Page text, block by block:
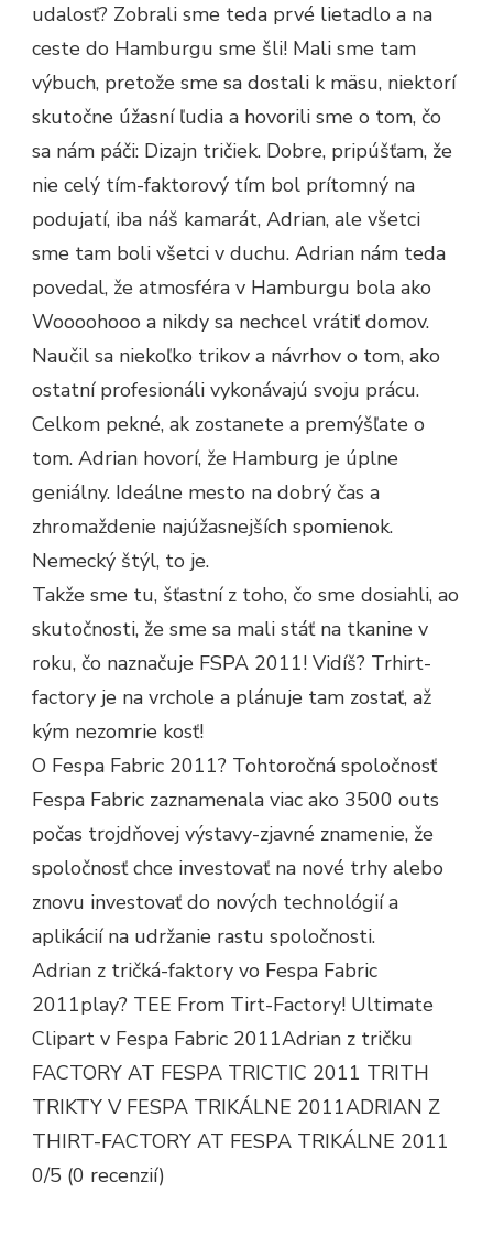
udalosť? Zobrali sme teda prvé lietadlo a na
ceste do Hamburgu sme šli! Mali sme tam
výbuch, pretože sme sa dostali k mäsu, niektorí
skutočne úžasní ľudia a hovorili sme o tom, čo
sa nám páči: Dizajn tričiek. Dobre, pripúšťam, že
nie celý tím-faktorový tím bol prítomný na
podujatí, iba náš kamarát, Adrian, ale všetci
sme tam boli všetci v duchu. Adrian nám teda
povedal, že atmosféra v Hamburgu bola ako
Woooohooo a nikdy sa nechcel vrátiť domov.
Naučil sa niekoľko trikov a návrhov o tom, ako
ostatní profesionáli vykonávajú svoju prácu.
Celkom pekné, ak zostanete a premýšľate o
tom. Adrian hovorí, že Hamburg je úplne
geniálny. Ideálne mesto na dobrý čas a
zhromaždenie najúžasnejších spomienok.
Nemecký štýl, to je.
Takže sme tu, šťastní z toho, čo sme dosiahli, ao
skutočnosti, že sme sa mali stáť na tkanine v
roku, čo naznačuje FSPA 2011! Vidíš? Trhirt-
factory je na vrchole a plánuje tam zostať, až
kým nezomrie kosť!
O Fespa Fabric 2011? Tohtoročná spoločnosť
Fespa Fabric zaznamenala viac ako 3500 outs
počas trojdňovej výstavy-zjavné znamenie, že
spoločnosť chce investovať na nové trhy alebo
znovu investovať do nových technológií a
aplikácií na udržanie rastu spoločnosti.
Adrian z tričká-faktory vo Fespa Fabric
2011play? TEE From Tirt-Factory! Ultimate
Clipart v Fespa Fabric 2011Adrian z tričku
FACTORY AT FESPA TRICTIC 2011 TRITH
TRIKTY V FESPA TRIKÁLNE 2011ADRIAN Z
THIRT-FACTORY AT FESPA TRIKÁLNE 2011
0/5 (0 recenzií)